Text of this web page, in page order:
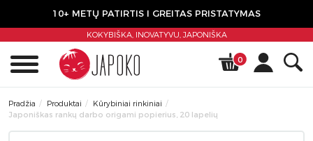
10+ METŲ PATIRTIS I GREITAS PRISTATYMAS
KOKYBIŠKA, INOVATYVU,JAPONIŠKA
0
Pradžia Produktai
Kūrybiniai rinkiniai
Japoniškas rankų darbo origami popierius, 20 lapelių